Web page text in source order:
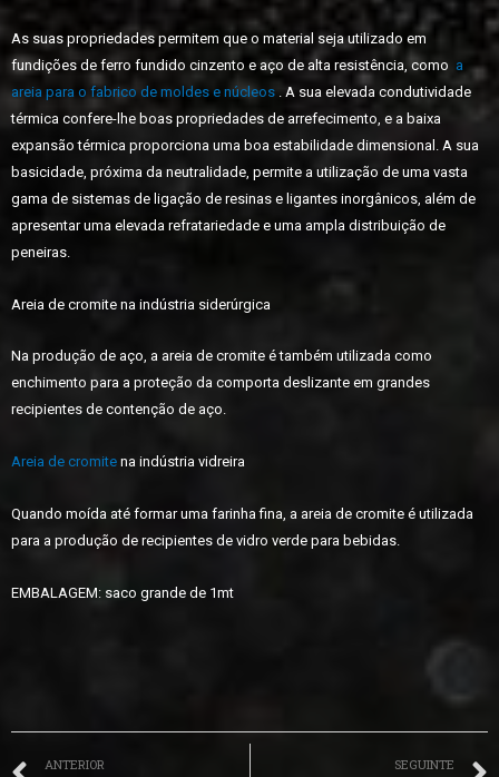
As suas propriedades permitem que o material seja utilizado em
fundições de ferro fundido cinzento e aço de alta resistência, como a
areia para o fabrico de moldes e núcleos . A sua elevada condutividade
térmica confere-lhe boas propriedades de arrefecimento, e a baixa
expansão térmica proporciona uma boa estabilidade dimensional. A sua
basicidade, próxima da neutralidade, permite a utilização de uma vasta
gama de sistemas de ligação de resinas e ligantes inorgânicos, além de
apresentar uma elevada refratariedade e uma ampla distribuição de
peneiras.
Areia de cromite na indústria siderúrgica
Na produção de aço, a areia de cromite é também utilizada como
enchimento para a proteção da comporta deslizante em grandes
recipientes de contenção de aço.
Areia de cromite na indústria vidreira
Quando moída até formar uma farinha fina, a areia de cromite é utilizada
para a produção de recipientes de vidro verde para bebidas.
EMBALAGEM: saco grande de 1mt
ANTERIOR SEGUINTE